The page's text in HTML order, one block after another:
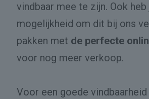
vindbaar mee te zijn. Ook heb
mogelijkheid om dit bij ons
pakken met de perfecte
voor nog meer verkoop.
Voor een goede